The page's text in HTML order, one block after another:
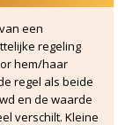
een
regeling
hem/haar
regel als beide
en de waarde
verschilt. Kleine